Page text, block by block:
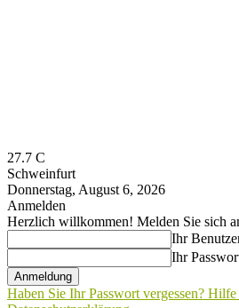
27.7 C
Schweinfurt
Donnerstag, August 6, 2026
Anmelden
Herzlich willkommen! Melden Sie sich
Ihr
Ihr
Haben Sie Ihr Passwort vergessen?